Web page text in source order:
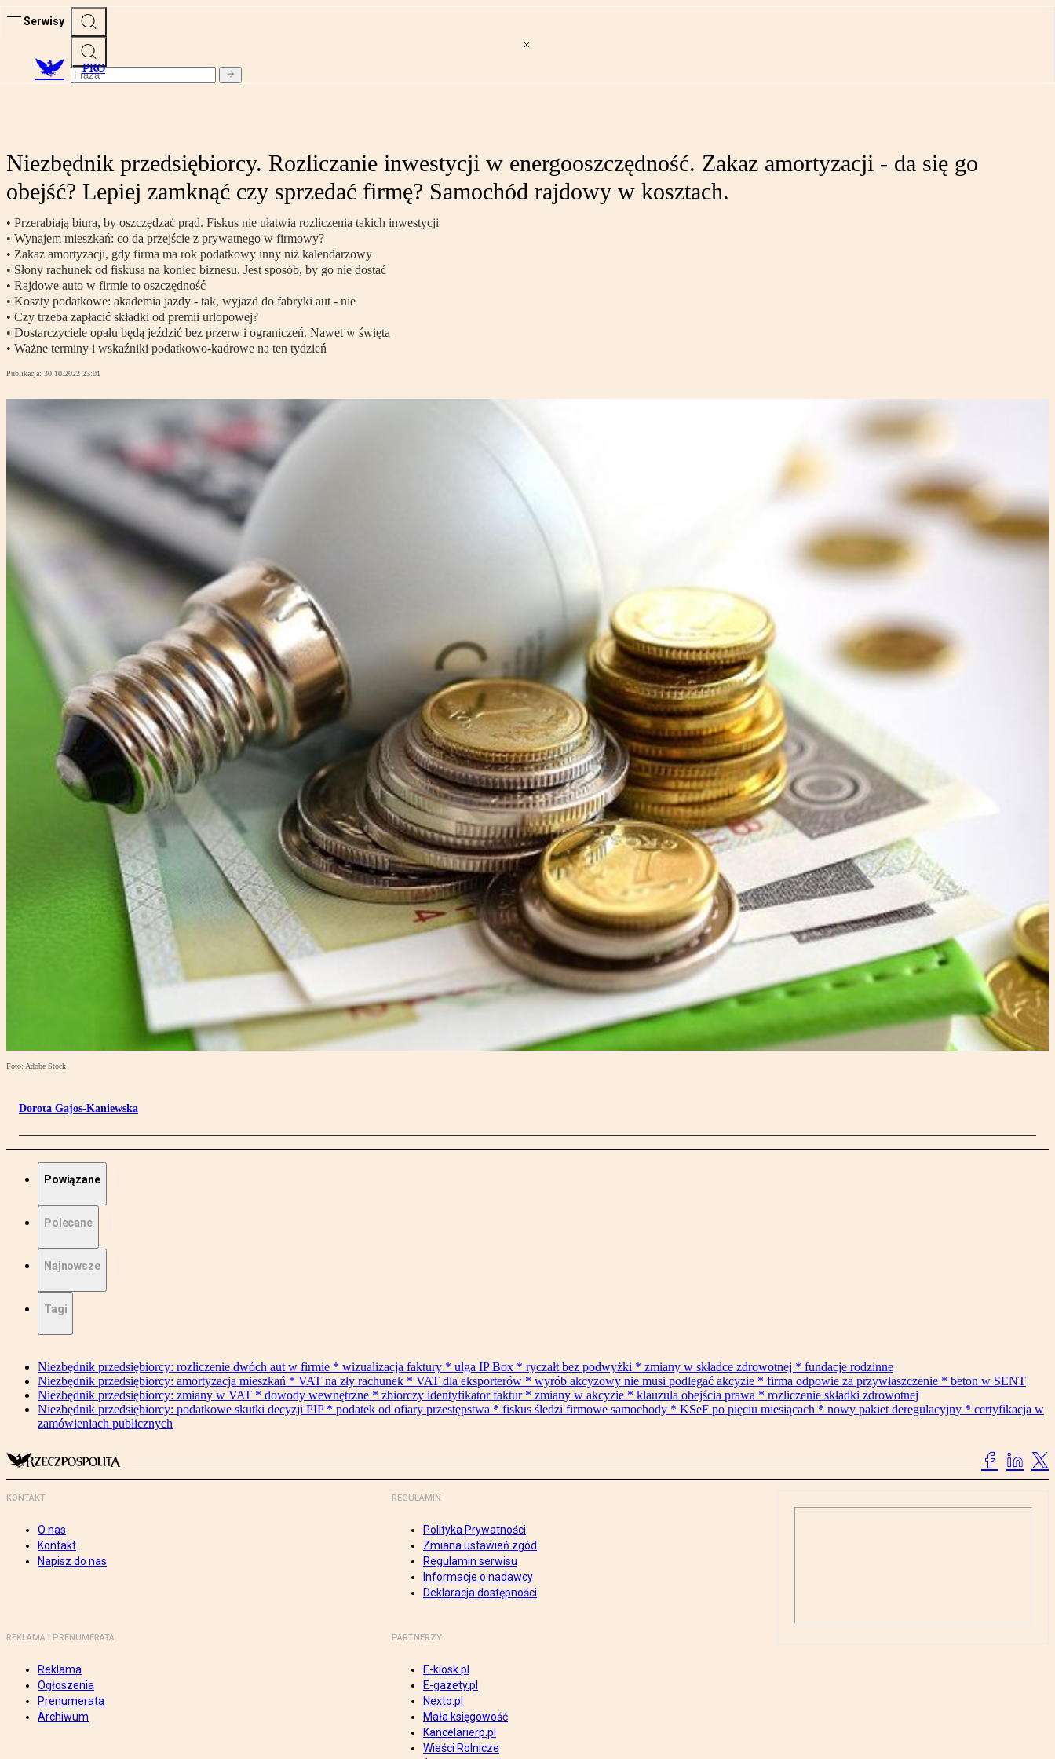
Serwisy
PRO
Niezbędnik przedsiębiorcy. Rozliczanie inwestycji w energooszczędność. Zakaz amortyzacji - da się go
obejść? Lepiej zamknąć czy sprzedać firmę? Samochód rajdowy w kosztach.
• Przerabiają biura, by oszczędzać prąd. Fiskus nie ułatwia rozliczenia takich inwestycji
• Wynajem mieszkań: co da przejście z prywatnego w firmowy?
• Zakaz amortyzacji, gdy firma ma rok podatkowy inny niż kalendarzowy
• Słony rachunek od fiskusa na koniec biznesu. Jest sposób, by go nie dostać
• Rajdowe auto w firmie to oszczędność
• Koszty podatkowe: akademia jazdy - tak, wyjazd do fabryki aut - nie
• Czy trzeba zapłacić składki od premii urlopowej?
• Dostarczyciele opału będą jeździć bez przerw i ograniczeń. Nawet w święta
• Ważne terminy i wskaźniki podatkowo-kadrowe na ten tydzień
Publikacja: 30.10.2022 23:01
Foto: Adobe Stock
Dorota Gajos-Kaniewska
Powiązane
Polecane
Najnowsze
Tagi
Niezbędnik przedsiębiorcy: rozliczenie dwóch aut w firmie * wizualizacja faktury * ulga IP Box * ryczałt bez podwyżki * zmiany w składce zdrowotnej * fundacje rodzinne
Niezbędnik przedsiębiorcy: amortyzacja mieszkań * VAT na zły rachunek * VAT dla eksporterów * wyrób akcyzowy nie musi podlegać akcyzie * firma odpowie za przywłaszczenie * beton w SENT
Niezbędnik przedsiębiorcy: zmiany w VAT * dowody wewnętrzne * zbiorczy identyfikator faktur * zmiany w akcyzie * klauzula obejścia prawa * rozliczenie składki zdrowotnej
Niezbędnik przedsiębiorcy: podatkowe skutki decyzji PIP * podatek od ofiary przestępstwa * fiskus śledzi firmowe samochody * KSeF po pięciu miesiącach * nowy pakiet deregulacyjny * certyfikacja w
zamówieniach publicznych
KONTAKT
O nas
Kontakt
Napisz do nas
REGULAMIN
Polityka Prywatności
Zmiana ustawień zgód
Regulamin serwisu
Informacje o nadawcy
Deklaracja dostępności
REKLAMA I PRENUMERATA
Reklama
Ogłoszenia
Prenumerata
Archiwum
PARTNERZY
E-kiosk.pl
E-gazety.pl
Nexto.pl
Mała księgowość
Kancelarierp.pl
Wieści Rolnicze